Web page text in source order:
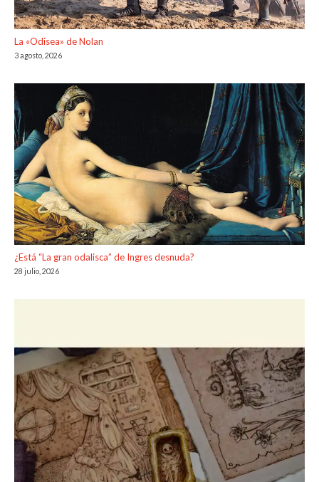
La «Odisea» de Nolan
3 agosto, 2026
¿Está “La gran odalisca” de Ingres desnuda?
28 julio, 2026